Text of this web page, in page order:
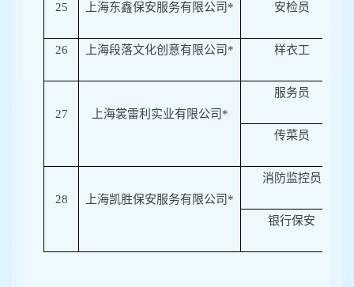
25 上海东鑫保安服务有限公司* 安检员
26 上海段落文化创意有限公司* 样衣工
27 上海裳雷利实业有限公司*
服务员
传菜员
28 上海凯胜保安服务有限公司*
消防监控员
银行保安